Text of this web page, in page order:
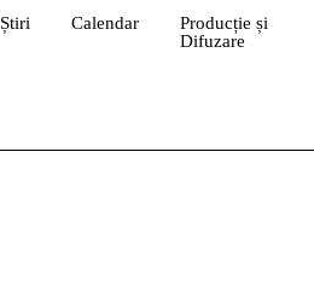
Știri Calendar
Producție și
Difuzare